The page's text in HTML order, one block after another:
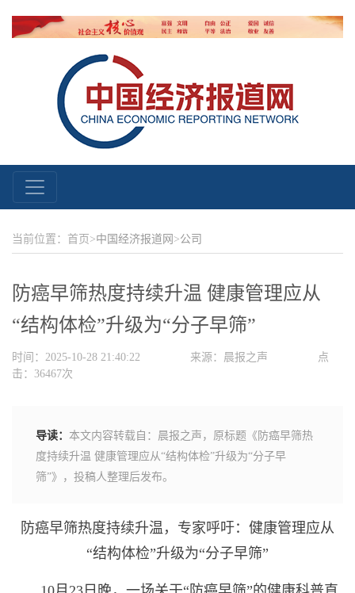
当前位置：首页>中国经济报道网 >公司
​防癌早筛热度持续升温 健康管理应从
“结构体检”升级为“分子早筛”
时间：2025-10-28 21:40:22 来源：晨报之声
点
击：36467次
导读： 本文内容转载自：晨报之声，原标题《​防癌早筛热
度持续升温 健康管理应从“结构体检”升级为“分子早
筛”》，投稿人整理后发布。
防癌早筛热度持续升温，专家呼吁：健康管理应从
“结构体检”升级为“分子早筛”